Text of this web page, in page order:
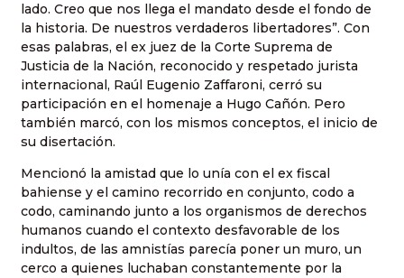
lado. Creo que nos llega el mandato desde el fondo de
la historia. De nuestros verdaderos libertadores”. Con
esas palabras, el ex juez de la Corte Suprema de
Justicia de la Nación, reconocido y respetado jurista
internacional, Raúl Eugenio Zaffaroni, cerró su
participación en el homenaje a Hugo Cañón. Pero
también marcó, con los mismos conceptos, el inicio de
su disertación.
Mencionó la amistad que lo unía con el ex fiscal
bahiense y el camino recorrido en conjunto, codo a
codo, caminando junto a los organismos de derechos
humanos cuando el contexto desfavorable de los
indultos, de las amnistías parecía poner un muro, un
cerco a quienes luchaban constantemente por la